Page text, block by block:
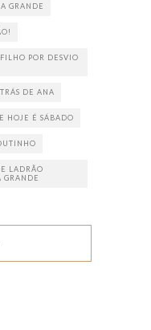
GRANDE
POR DESVIO
DE ANA
HOJE É SÁBADO
LADRÃO
GRANDE